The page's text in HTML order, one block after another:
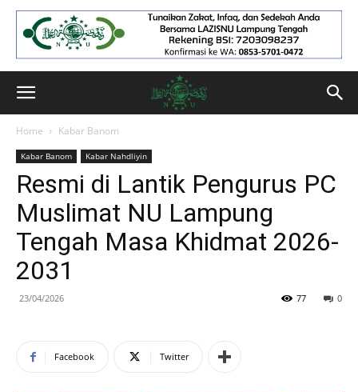
Home Kabar Banom
Kabar Banom Kabar Nahdliyin
Resmi di Lantik Pengurus PC
Muslimat NU Lampung
Tengah Masa Khidmat 2026-
2031
23/04/2026 0
77
Facebook Twitter